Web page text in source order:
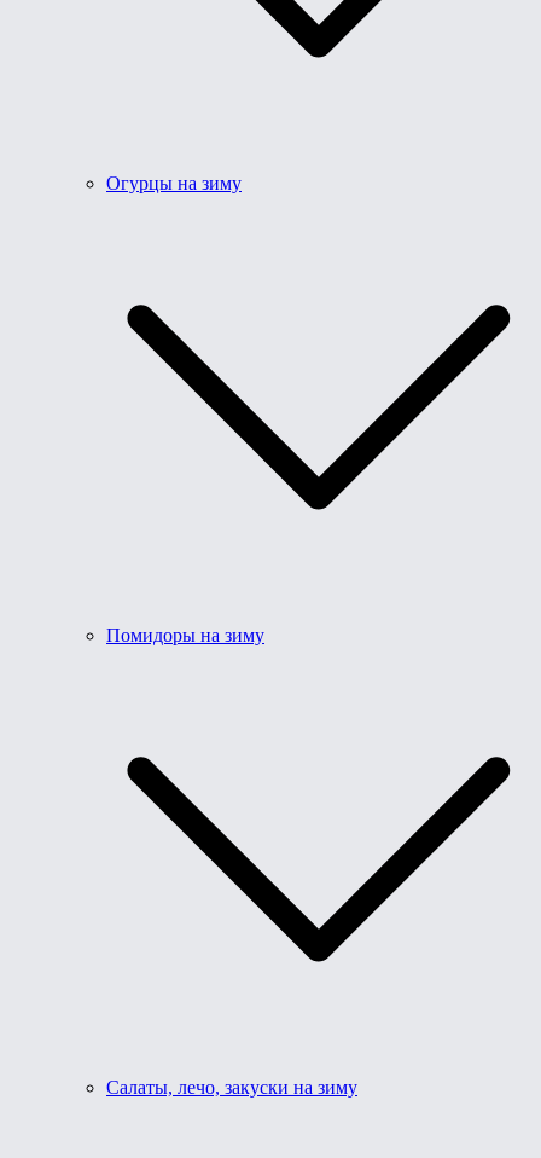
Огурцы на зиму
Помидоры на зиму
Салаты, лечо, закуски на зиму